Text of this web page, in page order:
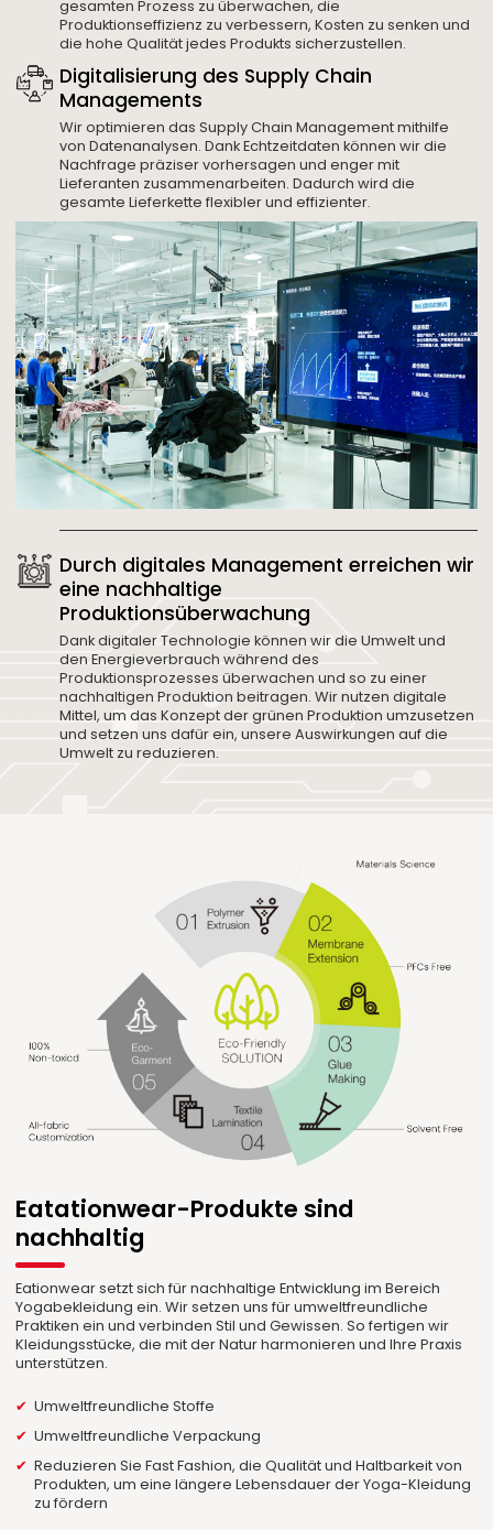
gesamten Prozess zu überwachen, die
Produktionseffizienz zu verbessern, Kosten zu senken und
die hohe Qualität jedes Produkts sicherzustellen.
Digitalisierung des Supply Chain
Managements
Wir optimieren das Supply Chain Management mithilfe
von Datenanalysen. Dank Echtzeitdaten können wir die
Nachfrage präziser vorhersagen und enger mit
Lieferanten zusammenarbeiten. Dadurch wird die
gesamte Lieferkette flexibler und effizienter.
Durch digitales Management erreichen wir
eine nachhaltige
Produktionsüberwachung
Dank digitaler Technologie können wir die Umwelt und
den Energieverbrauch während des
Produktionsprozesses überwachen und so zu einer
nachhaltigen Produktion beitragen. Wir nutzen digitale
Mittel, um das Konzept der grünen Produktion umzusetzen
und setzen uns dafür ein, unsere Auswirkungen auf die
Umwelt zu reduzieren.
Eatationwear-Produkte sind
nachhaltig
Eationwear setzt sich für nachhaltige Entwicklung im Bereich
Yogabekleidung ein. Wir setzen uns für umweltfreundliche
Praktiken ein und verbinden Stil und Gewissen. So fertigen wir
Kleidungsstücke, die mit der Natur harmonieren und Ihre Praxis
unterstützen.
Umweltfreundliche Stoffe
Umweltfreundliche Verpackung
Reduzieren Sie Fast Fashion, die Qualität und Haltbarkeit von
Produkten, um eine längere Lebensdauer der Yoga-Kleidung
zu fördern